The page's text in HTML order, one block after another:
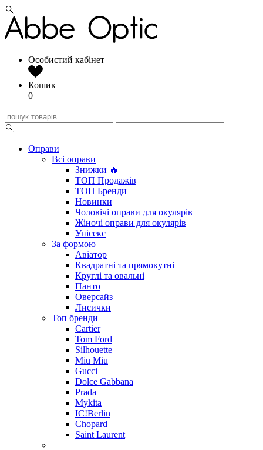
Особистий кабінет
Кошик
0
Оправи
Всі оправи
Знижки 🔥
ТОП Продажів
ТОП Бренди
Новинки
Чоловічі оправи для окулярів
Жіночі оправи для окулярів
Унісекс
За формою
Авіатор
Квадратні та прямокутні
Круглі та овальні
Панто
Оверсайз
Лисички
Топ бренди
Cartier
Tom Ford
Silhouette
Miu Miu
Gucci
Dolce Gabbana
Prada
Mykita
IC!Berlin
Chopard
Saint Laurent